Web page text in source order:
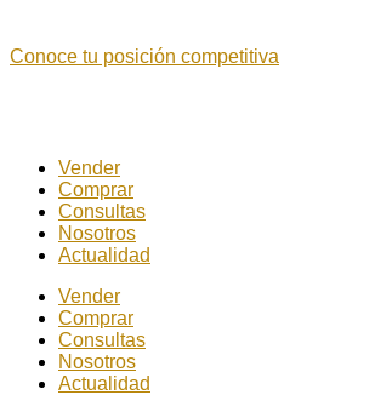
Conoce tu posición competitiva
Vender
Comprar
Consultas
Nosotros
Actualidad
Vender
Comprar
Consultas
Nosotros
Actualidad